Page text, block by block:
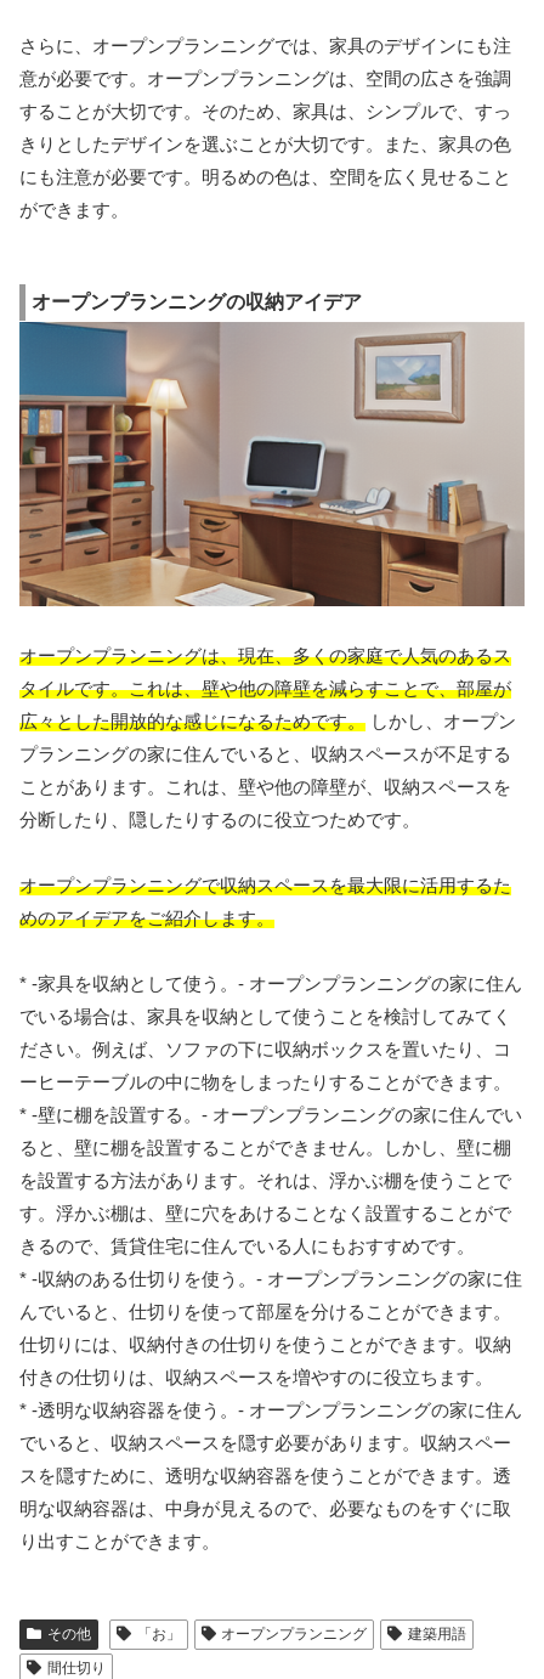
さらに、オープンプランニングでは、家具のデザインにも注
意が必要です。オープンプランニングは、空間の広さを強調
することが大切です。そのため、家具は、シンプルで、すっ
きりとしたデザインを選ぶことが大切です。また、家具の色
にも注意が必要です。明るめの色は、空間を広く見せること
ができます。
オープンプランニングの収納アイデア
オープンプランニングは、現在、多くの家庭で人気のあるス
タイルです。これは、壁や他の障壁を減らすことで、部屋が
広々とした開放的な感じになるためです。 しかし、オープン
プランニングの家に住んでいると、収納スペースが不足する
ことがあります。これは、壁や他の障壁が、収納スペースを
分断したり、隠したりするのに役立つためです。
オープンプランニングで収納スペースを最大限に活用するた
めのアイデアをご紹介します。
* -家具を収納として使う。- オープンプランニングの家に住ん
でいる場合は、家具を収納として使うことを検討してみてく
ださい。例えば、ソファの下に収納ボックスを置いたり、コ
ーヒーテーブルの中に物をしまったりすることができます。
* -壁に棚を設置する。- オープンプランニングの家に住んでい
ると、壁に棚を設置することができません。しかし、壁に棚
を設置する方法があります。それは、浮かぶ棚を使うことで
す。浮かぶ棚は、壁に穴をあけることなく設置することがで
きるので、賃貸住宅に住んでいる人にもおすすめです。
* -収納のある仕切りを使う。- オープンプランニングの家に住
んでいると、仕切りを使って部屋を分けることができます。
仕切りには、収納付きの仕切りを使うことができます。収納
付きの仕切りは、収納スペースを増やすのに役立ちます。
* -透明な収納容器を使う。- オープンプランニングの家に住ん
でいると、収納スペースを隠す必要があります。収納スペー
スを隠すために、透明な収納容器を使うことができます。透
明な収納容器は、中身が見えるので、必要なものをすぐに取
り出すことができます。
その他 「お」 オープンプランニング
建築用語
間仕切り